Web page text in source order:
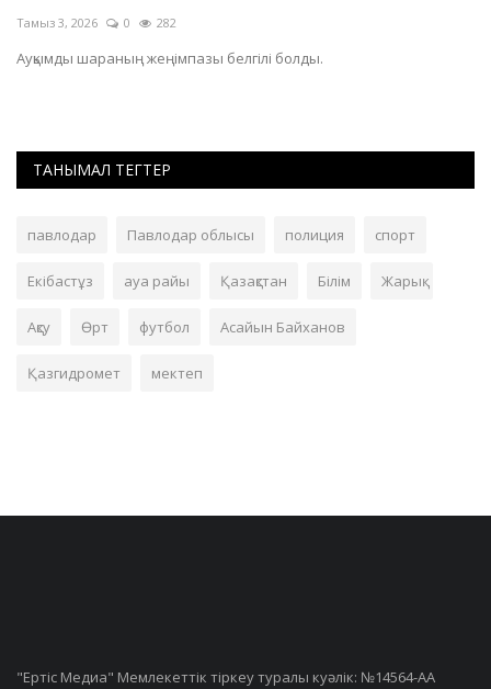
Тамыз 3, 2026 0 282
Ауқымды шараның жеңімпазы белгілі болды.
ТАНЫМАЛ ТЕГТЕР
павлодар Павлодар облысы полиция спорт
Екібастұз ауа райы Қазақстан Білім Жарық
Ақсу Өрт футбол Асайын Байханов
Қазгидромет мектеп
"Ертiс Медиа" Мемлекеттік тіркеу туралы куәлік: №14564-АА